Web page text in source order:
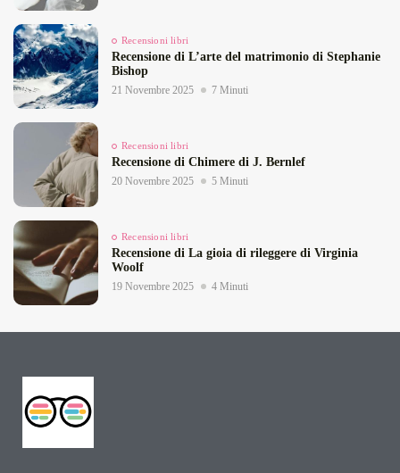
Recensioni libri
Recensione di L’arte del matrimonio di Stephanie
Bishop
21 Novembre 2025 7 Minuti
Recensioni libri
Recensione di Chimere di J. Bernlef
20 Novembre 2025 5 Minuti
Recensioni libri
Recensione di La gioia di rileggere di Virginia
Woolf
19 Novembre 2025 4 Minuti